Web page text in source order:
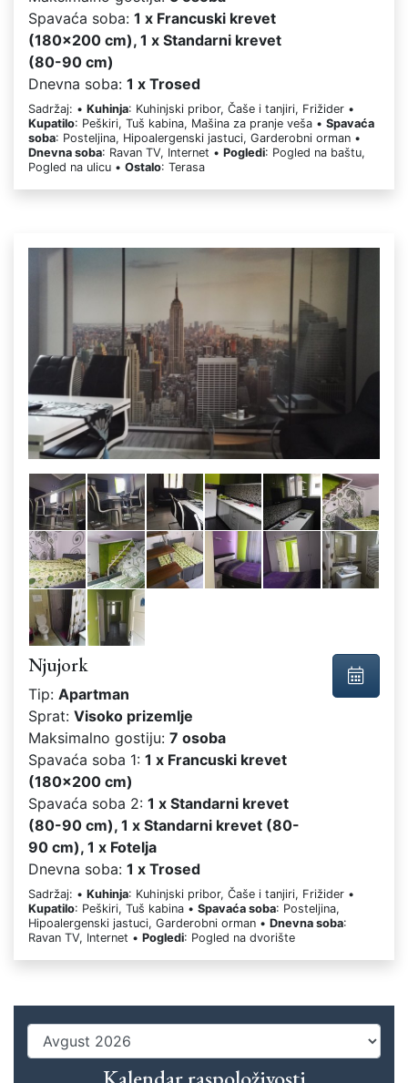
Spavaća soba: 1 x Francuski krevet
(180x200 cm), 1 x Standarni krevet
(80-90 cm)
Dnevna soba: 1 x Trosed
Sadržaj: • Kuhinja: Kuhinjski pribor, Čaše i tanjiri, Frižider •
Kupatilo: Peškiri, Tuš kabina, Mašina za pranje veša • Spavaća
soba: Posteljina, Hipoalergenski jastuci, Garderobni orman •
Dnevna soba: Ravan TV, Internet • Pogledi: Pogled na baštu,
Pogled na ulicu • Ostalo: Terasa
Njujork
Tip: Apartman
Sprat: Visoko prizemlje
Maksimalno gostiju: 7 osoba
Spavaća soba 1: 1 x Francuski krevet
(180x200 cm)
Spavaća soba 2: 1 x Standarni krevet
(80-90 cm), 1 x Standarni krevet (80-
90 cm), 1 x Fotelja
Dnevna soba: 1 x Trosed
Sadržaj: • Kuhinja: Kuhinjski pribor, Čaše i tanjiri, Frižider •
Kupatilo: Peškiri, Tuš kabina • Spavaća soba: Posteljina,
Hipoalergenski jastuci, Garderobni orman • Dnevna soba:
Ravan TV, Internet • Pogledi: Pogled na dvorište